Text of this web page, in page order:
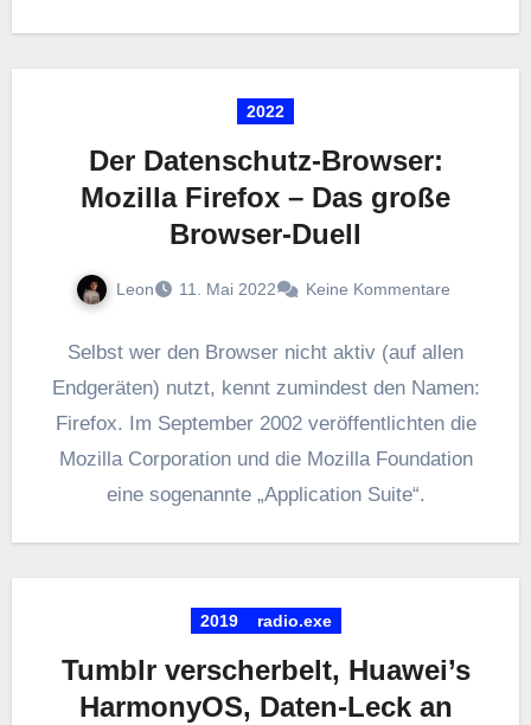
2022
Der Datenschutz-Browser:
Mozilla Firefox – Das große
Browser-Duell
Leon 11. Mai 2022 Keine Kommentare
Selbst wer den Browser nicht aktiv (auf allen
Endgeräten) nutzt, kennt zumindest den Namen:
Firefox. Im September 2002 veröffentlichten die
Mozilla Corporation und die Mozilla Foundation
eine sogenannte „Application Suite“.
2019 radio.exe
Tumblr verscherbelt, Huawei’s
HarmonyOS, Daten-Leck an